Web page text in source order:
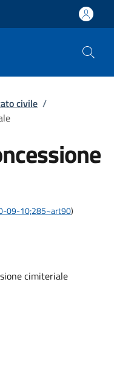
civile /
09-10;285~art90)
cimiteriale